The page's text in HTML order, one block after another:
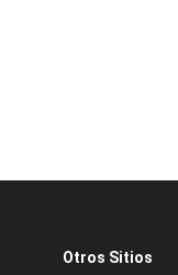
Otros Sitios